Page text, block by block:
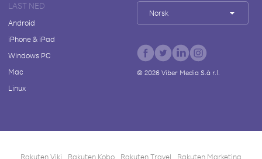
LAST NED
Android
iPhone & iPad
Windows PC
Mac
Linux
Norsk
© 2026Viber Media S.à r.l.
Rakuten Viki Rakuten Kobo Rakuten Travel Rakuten Marketing